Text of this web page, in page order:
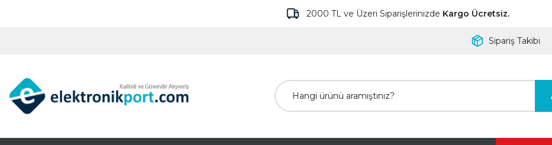
2000 TL ve Üzeri Siparişlerinizde Kargo Ücretsiz.
Sipariş Takibi